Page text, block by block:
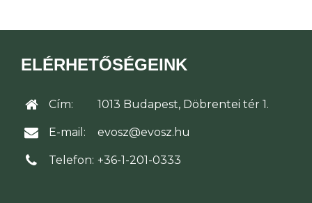
ELÉRHETŐSÉGEINK
Cím: 1013 Budapest, Döbrentei tér 1.
E-mail: evosz@evosz.hu
Telefon: +36-1-201-0333